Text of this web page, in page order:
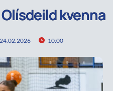
kvenna
24.02.2026 10:00